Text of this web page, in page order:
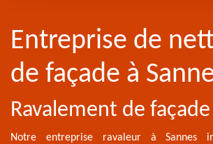
Entreprise de
de façade à
Ravalement de façade
Notre entreprise ravaleur à Sannes